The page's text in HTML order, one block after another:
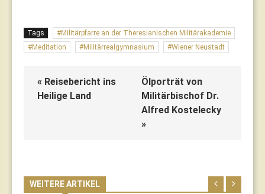
Tags
Militärpfarre an der Theresianischen Militärakademie
Meditation
Militärrealgymnasium Wiener Neustadt
« Reisebericht ins
Heilige Land
Ölporträt von
Militärbischof Dr.
Alfred Kostelecky
»
WEITERE ARTIKEL